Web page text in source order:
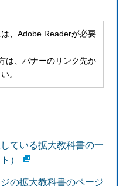
、Adobe Readerが必要
は、バナーのリンク先か
。
ている拡大教科書の一
）
の拡大教科書のページ